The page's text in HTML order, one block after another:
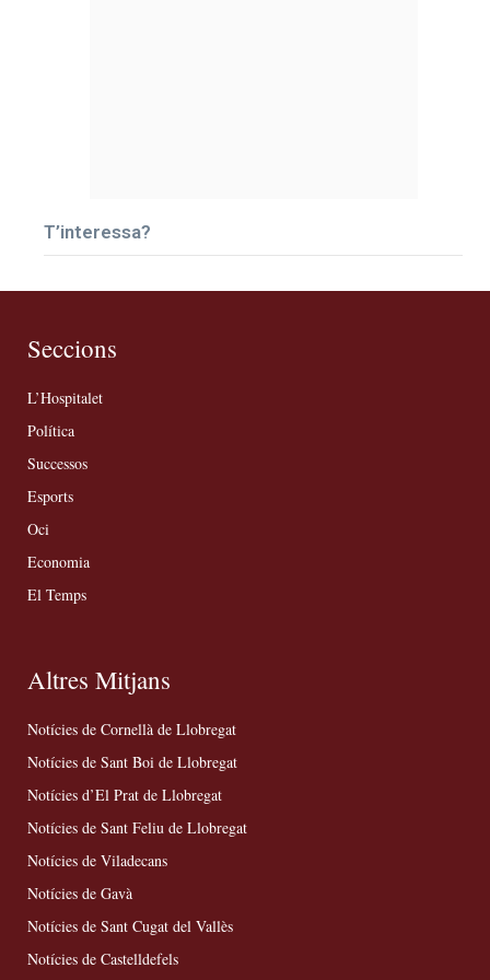
T’interessa?
Seccions
L’Hospitalet
Política
Successos
Esports
Oci
Economia
El Temps
Altres Mitjans
Notícies de Cornellà de Llobregat
Notícies de Sant Boi de Llobregat
Notícies d’El Prat de Llobregat
Notícies de Sant Feliu de Llobregat
Notícies de Viladecans
Notícies de Gavà
Notícies de Sant Cugat del Vallès
Notícies de Castelldefels